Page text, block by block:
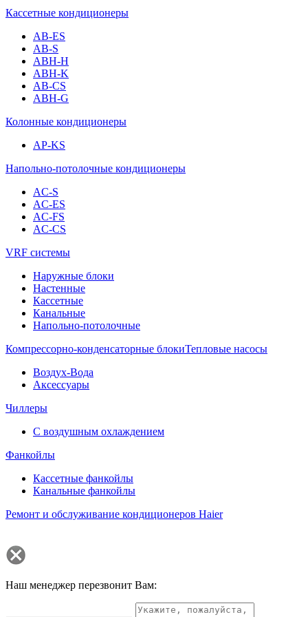
Кассетные кондиционеры
AB-ES
AB-S
ABH-H
ABH-K
AB-CS
ABH-G
Колонные кондиционеры
AP-KS
Напольно-потолочные кондиционеры
AC-S
AC-ES
AC-FS
AC-CS
VRF системы
Наружные блоки
Настенные
Кассетные
Канальные
Напольно-потолочные
Компрессорно-конденсаторные блокиТепловые насосы
Воздух-Вода
Аксессуары
Чиллеры
С воздушным охлаждением
Фанкойлы
Кассетные фанкойлы
Канальные фанкойлы
Ремонт и обслуживание кондиционеров Haier
Наш менеджер перезвонит Вам: